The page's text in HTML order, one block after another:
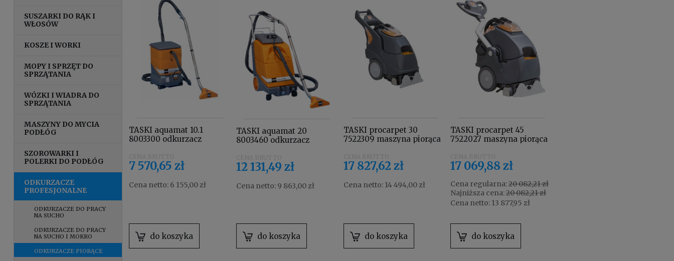
SUSZARKI DO RĄK I
WŁOSÓW
KOSZE I WORKI
MOPY I SPRZĘT DO
SPRZĄTANIA
WÓZKI I WIADRA DO
SPRZĄTANIA
MASZYNY DO MYCIA
PODŁÓG
SZOROWARKI I
POLERKI DO PODŁÓG
ODKURZACZE
PROFESJONALNE
ODKURZACZE DO PRACY
NA SUCHO
ODKURZACZE DO PRACY
NA SUCHO I MOKRO
ODKURZACZE PIORĄCE
TASKI aquamat 10.1
8003300 odkurzacz
7 570,65 zł
Cena netto: 6 155,00 zł
do koszyka
TASKI aquamat 20
8003460 odkurzacz
12 131,49 zł
Cena netto: 9 863,00 zł
do koszyka
TASKI procarpet 30
7522309 maszyna piorąca
17 827,62 zł
Cena netto: 14 494,00 zł
do koszyka
TASKI procarpet 45
7522027 maszyna piorąca
17 069,88 zł
Cena regularna:20 082,21 zł
Najniższa cena:20 082,21 zł
Cena netto: 13 877,95 zł
do koszyka